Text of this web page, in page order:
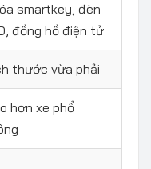
smartkey, đèn
đồng hồ điện tử
thước vừa phải
hơn xe phổ